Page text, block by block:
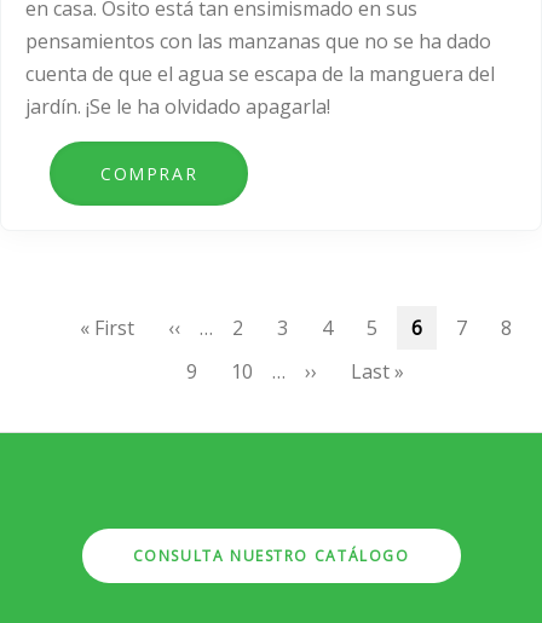
en casa. Osito está tan ensimismado en sus
pensamientos con las manzanas que no se ha dado
cuenta de que el agua se escapa de la manguera del
jardín. ¡Se le ha olvidado apagarla!
Primera
« First
Página
‹‹ … Page
2 Page
3 Page
4 Page
5
Página
6 Page
7
8
Page
9 Page
10 …
Siguiente
››
Última
Last »
CONSULTA NUESTRO CATÁLOGO